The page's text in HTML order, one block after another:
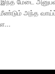
அந்த